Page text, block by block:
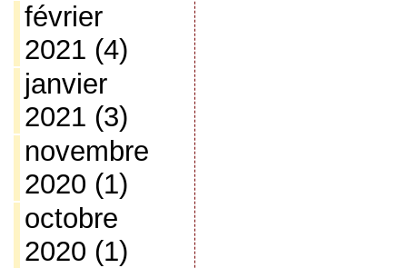
février
2021 (4)
janvier
2021 (3)
novembre
2020 (1)
octobre
2020 (1)